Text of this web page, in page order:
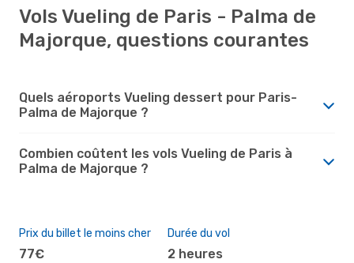
Vols Vueling de Paris - Palma de
Majorque, questions courantes
Quels aéroports Vueling dessert pour Paris-
Palma de Majorque ?
Combien coûtent les vols Vueling de Paris à
Palma de Majorque ?
Prix du billet le moins cher
77€
Durée du vol
2 heures